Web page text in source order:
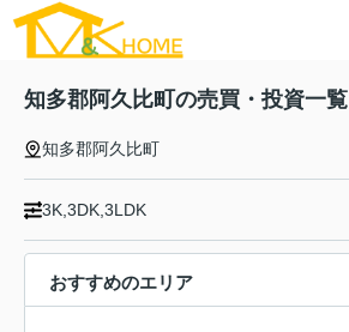
知多郡阿久比町の売買・投資一覧
知多郡阿久比町
3K,3DK,3LDK
おすすめのエリア